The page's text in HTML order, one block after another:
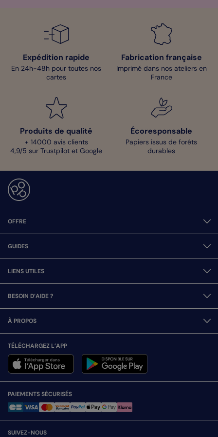
Expédition rapide
En 24h-48h pour toutes nos
cartes
Fabrication française
Imprimé dans nos ateliers en
France
Produits de qualité
+ 14000 avis clients
4,9/5 sur Trustpilot et Google
Écoresponsable
Papiers issus de forêts
durables
OFFRE
GUIDES
LIENS UTILES
BESOIN D’AIDE ?
À PROPOS
TÉLÉCHARGEZ L’APP
PAIEMENTS SÉCURISÉS
SUIVEZ-NOUS